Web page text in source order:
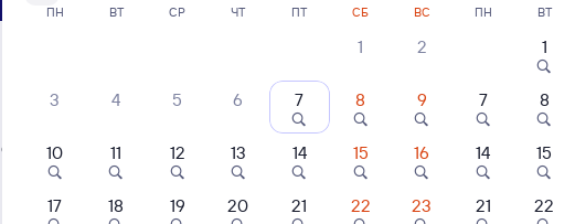
Расписание поездов Ашулук — Адлер
Расписание поездов Адлер — Ашулук
Открыта продажа билетов на 4 ноября. Отправление и прибытие по местному
Самый быстрый
465Ж Проходящий
ПН ВТ СР ЧТ ПТ СБ ВС
1 2
3 4 5 6 7 8 9
10 11 12 13 14 15 16
17 18 19 20 21 22 23
ПН ВТ
1
7 8
14 15
21 22